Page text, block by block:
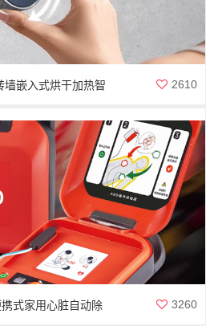
墙嵌入式烘干加热智 2610
式家用心脏自动除 3260